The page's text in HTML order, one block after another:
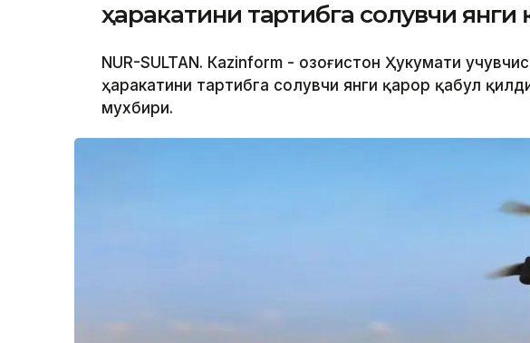
ҳаракатини тартибга солувчи
NUR-SULTAN. Кazinform - Қозоғистон Ҳукумати
ҳаракатини тартибга солувчи янги қарор қабул
мухбири.